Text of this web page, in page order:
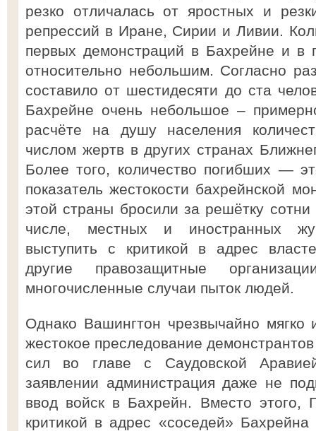
резко отличалась от яростных и
репрессий в Иране, Сирии и Ливии.
первых демонстраций в Бахрейне и
относительно небольшим. Согласно
составило от шестидесяти до ста
Бахрейне очень небольшое –
расчёте на душу населения
числом жертв в других странах
Более того, количество погибших —
показатель жестокости бахрейнской
этой страны бросили за решётку
числе, местных и иностранных
выступить с критикой в адрес
другие правозащитные
многочисленные случаи пыток людей.
Однако Вашингтон чрезвычайно мягко
жестокое преследование
сил во главе с Саудовской
заявлении администрация даже не
ввод войск в Бахрейн. Вместо этого,
критикой в адрес «соседей»